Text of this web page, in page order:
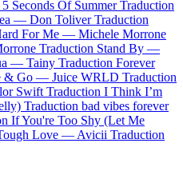
5 Seconds Of Summer Traduction
— Don Toliver Traduction
For Me — Michele Morrone
Traduction Stand By —
— Tainy Traduction Forever
& Go — Juice WRLD Traduction
Swift Traduction I Think I’m
Traduction bad vibes forever
If You're Too Shy (Let Me
Love — Avicii Traduction